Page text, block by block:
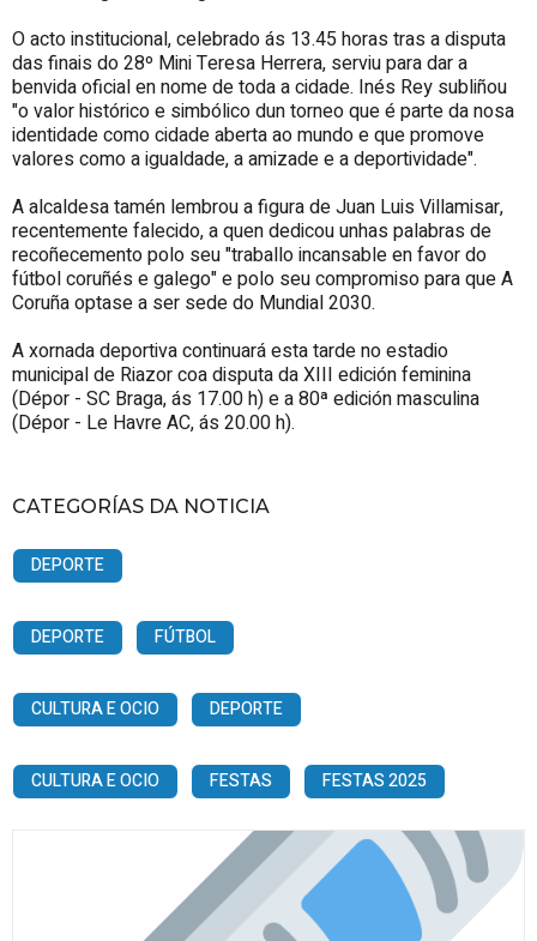
O acto institucional, celebrado ás 13.45 horas tras a disputa
das finais do 28º Mini Teresa Herrera, serviu para dar a
benvida oficial en nome de toda a cidade. Inés Rey subliñou
"o valor histórico e simbólico dun torneo que é parte da nosa
identidade como cidade aberta ao mundo e que promove
valores como a igualdade, a amizade e a deportividade".
A alcaldesa tamén lembrou a figura de Juan Luis Villamisar,
recentemente falecido, a quen dedicou unhas palabras de
recoñecemento polo seu "traballo incansable en favor do
fútbol coruñés e galego" e polo seu compromiso para que A
Coruña optase a ser sede do Mundial 2030.
A xornada deportiva continuará esta tarde no estadio
municipal de Riazor coa disputa da XIII edición feminina
(Dépor - SC Braga, ás 17.00 h) e a 80ª edición masculina
(Dépor - Le Havre AC, ás 20.00 h).
CATEGORÍAS DA NOTICIA
DEPORTE
DEPORTE FÚTBOL
CULTURA E OCIO DEPORTE
CULTURA E OCIO FESTAS FESTAS 2025